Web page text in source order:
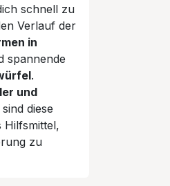
schnell zu
Verlauf der
in
spannende
.
und
sind diese
Hilfsmittel,
zu